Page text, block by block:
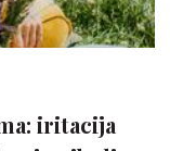
iritacija